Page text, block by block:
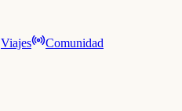
Viajes Comunidad